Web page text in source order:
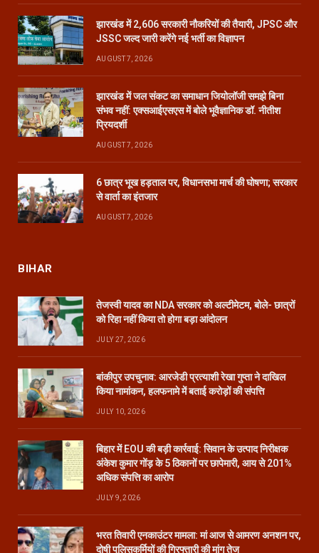
झारखंड में 2,606 सरकारी नौकरियों की तैयारी, JPSC और
JSSC जल्द जारी करेंगे नई भर्ती का विज्ञापन
AUGUST 7, 2026
झारखंड में जल संकट का समाधान जियोलॉजी समझे बिना
संभव नहीं: एक्सआईएसएस में बोले भूवैज्ञानिक डॉ. नीतीश
प्रियदर्शी
AUGUST 7, 2026
6 छात्र भूख हड़ताल पर, विधानसभा मार्च की घोषणा; सरकार
से वार्ता का इंतजार
AUGUST 7, 2026
BIHAR
तेजस्वी यादव का NDA सरकार को अल्टीमेटम, बोले- छात्रों
को रिहा नहीं किया तो होगा बड़ा आंदोलन
JULY 27, 2026
बांकीपुर उपचुनाव: आरजेडी प्रत्याशी रेखा गुप्ता ने दाखिल
किया नामांकन, हलफनामे में बताई करोड़ों की संपत्ति
JULY 10, 2026
बिहार में EOU की बड़ी कार्रवाई: सिवान के उत्पाद निरीक्षक
अंकेश कुमार गोंड़ के 5 ठिकानों पर छापेमारी, आय से 201%
अधिक संपत्ति का आरोप
JULY 9, 2026
भरत तिवारी एनकाउंटर मामला: मां आज से आमरण अनशन पर,
दोषी पुलिसकर्मियों की गिरफ्तारी की मांग तेज